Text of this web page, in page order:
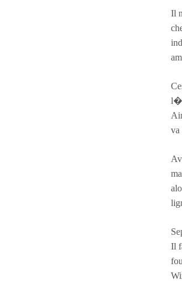
Il
va
Il